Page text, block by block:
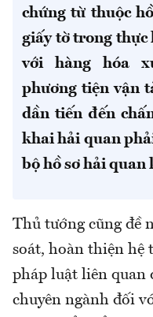
chứng từ thuộc
giấy tờ trong
với hàng hóa
phương tiện vận
dần tiến đến
khai hải quan
bộ hồ sơ hải
Thủ tướng cũng đề
soát, hoàn thiện hệ
pháp luật liên quan
chuyên ngành đối